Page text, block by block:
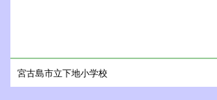
宮古島市立下地小学校